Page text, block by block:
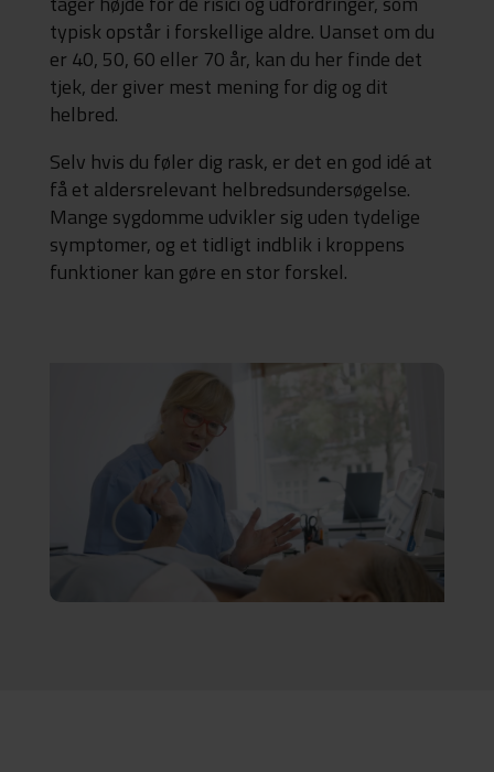
typisk opstår i forskellige aldre. Uanset om du
er 40, 50, 60 eller 70 år, kan du her finde det
tjek, der giver mest mening for dig og dit
helbred.
Selv hvis du føler dig rask, er det en god idé at
få et aldersrelevant helbredsundersøgelse.
Mange sygdomme udvikler sig uden tydelige
symptomer, og et tidligt indblik i kroppens
funktioner kan gøre en stor forskel.